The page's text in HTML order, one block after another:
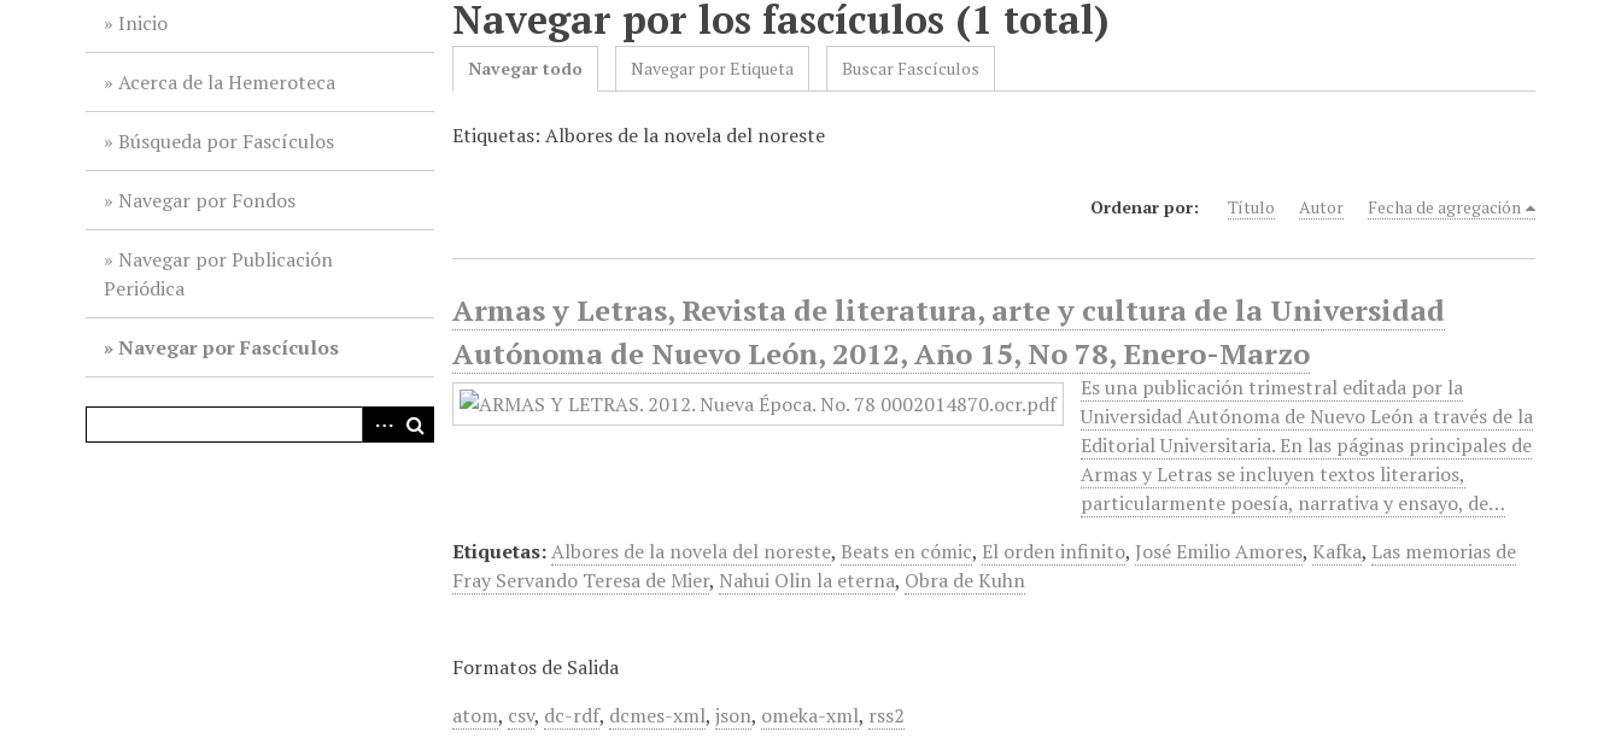
Inicio
Acerca de la Hemeroteca
Búsqueda por Fascículos
Navegar por Fondos
Navegar por Publicación
Periódica
Navegar por Fascículos
Navegar por los fascículos (1 total)
Navegar todo Navegar por Etiqueta Buscar Fascículos
Etiquetas: Albores de la novela del noreste
Ordenar por: Título Autor Fecha de agregación
Armas y Letras, Revista de literatura, arte y cultura de la Universidad
Autónoma de Nuevo León, 2012, Año 15, No 78, Enero-Marzo
Es una publicación trimestral editada por la
Universidad Autónoma de Nuevo León a través de la
Editorial Universitaria. En las páginas principales de
Armas y Letras se incluyen textos literarios,
particularmente poesía, narrativa y ensayo, de…
Etiquetas:Albores de la novela del noreste, Beats en cómic, El orden infinito, José Emilio Amores, Kafka, Las memorias de
Fray Servando Teresa de Mier, Nahui Olin la eterna, Obra de Kuhn
Formatos de Salida
atom, csv, dc-rdf, dcmes-xml,json, omeka-xml, rss2